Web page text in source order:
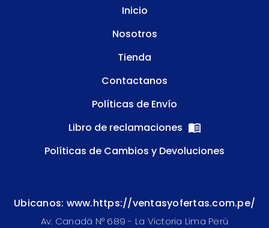
Inicio
Nosotros
Tienda
Contactanos
Políticas de Envío
Libro de reclamaciones
Políticas de Cambios y Devoluciones
Ubicanos: www.https://ventasyofertas.com.pe/
Av. Canadá N° 689 - La Victoria Lima Perú